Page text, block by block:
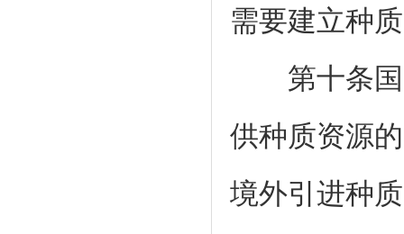
需要建立种
第十条国
供种质资源
境外引进种